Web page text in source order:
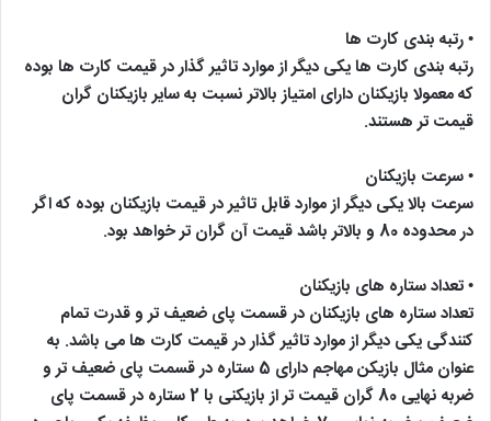
• رتبه بندی کارت ها
رتبه بندی کارت ها یکی دیگر از موارد تاثیر گذار در قیمت کارت ها بوده
که معمولا بازیکنان دارای امتیاز بالاتر نسبت به سایر بازیکنان گران
قیمت تر هستند.
• سرعت بازیکنان
سرعت بالا یکی دیگر از موارد قابل تاثیر در قیمت بازیکنان بوده که اگر
در محدوده 80 و بالاتر باشد قیمت آن گران تر خواهد بود.
• تعداد ستاره های بازیکنان
تعداد ستاره های بازیکنان در قسمت پای ضعیف تر و قدرت تمام
کنندگی یکی دیگر از موارد تاثیر گذار در قیمت کارت ها می باشد. به
عنوان مثال بازیکن مهاجم دارای 5 ستاره در قسمت پای ضعیف تر و
ضربه نهایی 80 گران قیمت تر از بازیکنی با 2 ستاره در قسمت پای